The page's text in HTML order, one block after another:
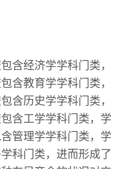
含经济学学科门类，
含教育学学科门类，
含历史学学科门类，
含工学学科门类，学
管理学学科门类，学
科门类，进而形成了